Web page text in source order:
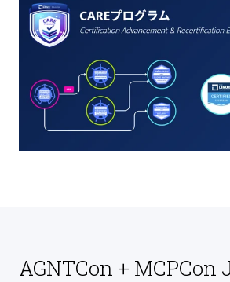
AGNTCon + MCPCon